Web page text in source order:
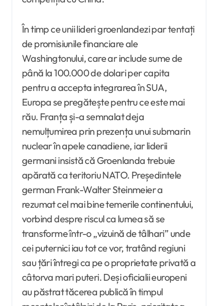
În timp ce unii lideri groenlandezi par tentați
de promisiunile financiare ale
Washingtonului, care ar include sume de
până la 100.000 de dolari per capita
pentru a accepta integrarea în SUA,
Europa se pregătește pentru ce este mai
rău. Franța și-a semnalat deja
nemulțumirea prin prezența unui submarin
nuclear în apele canadiene, iar liderii
germani insistă că Groenlanda trebuie
apărată ca teritoriu NATO. Președintele
german Frank-Walter Steinmeier a
rezumat cel mai bine temerile continentului,
vorbind despre riscul ca lumea să se
transforme într-o „vizuină de tâlhari” unde
cei puternici iau tot ce vor, tratând regiuni
sau țări întregi ca pe o proprietate privată a
câtorva mari puteri. Deși oficialii europeni
au păstrat tăcerea publică în timpul